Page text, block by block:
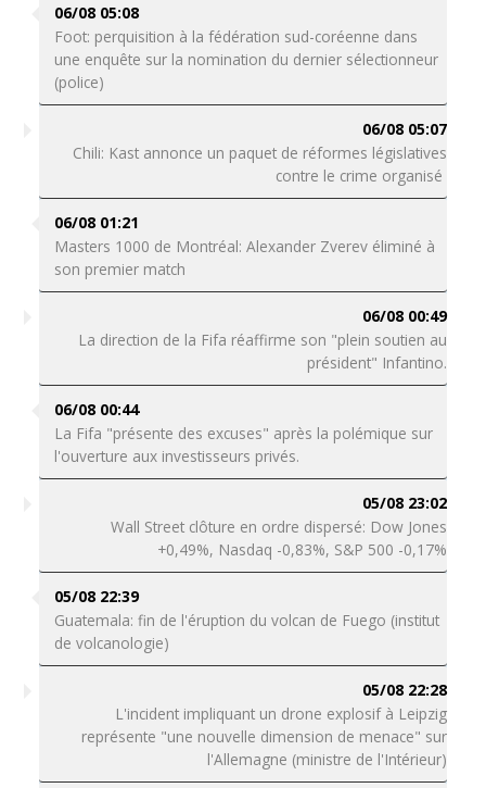
06/08 05:08
Foot: perquisition à la fédération sud-coréenne dans
une enquête sur la nomination du dernier sélectionneur
(police)
06/08 05:07
Chili: Kast annonce un paquet de réformes législatives
contre le crime organisé
06/08 01:21
Masters 1000 de Montréal: Alexander Zverev éliminé à
son premier match
06/08 00:49
La direction de la Fifa réaffirme son "plein soutien au
président" Infantino.
06/08 00:44
La Fifa "présente des excuses" après la polémique sur
l'ouverture aux investisseurs privés.
05/08 23:02
Wall Street clôture en ordre dispersé: Dow Jones
+0,49%, Nasdaq -0,83%, S&P 500 -0,17%
05/08 22:39
Guatemala: fin de l'éruption du volcan de Fuego (institut
de volcanologie)
05/08 22:28
L'incident impliquant un drone explosif à Leipzig
représente "une nouvelle dimension de menace" sur
l'Allemagne (ministre de l'Intérieur)